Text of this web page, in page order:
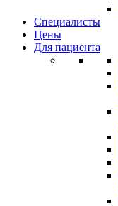
Специалисты
Цены
Для пациента